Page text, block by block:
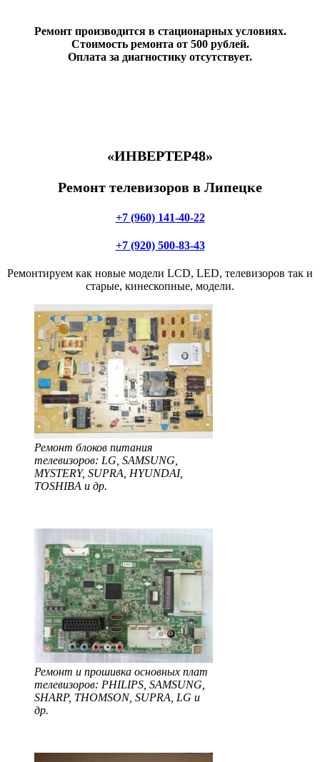
Ремонт производится в стационарных условиях.
Стоимость ремонта от 500 рублей.
Оплата за диагностику отсутствует.
«ИНВЕРТЕР48»
Ремонт телевизоров в Липецке
+7 (960) 141-40-22
+7 (920) 500-83-43
Ремонтируем как новые модели LCD, LED, телевизоров так и
старые, кинескопные, модели.
Ремонт блоков питания
телевизоров: LG, SAMSUNG,
MYSTERY, SUPRA, HYUNDAI,
TOSHIBA и др.
Ремонт и прошивка основных плат
телевизоров: PHILIPS, SAMSUNG,
SHARP, THOMSON, SUPRA, LG и
др.